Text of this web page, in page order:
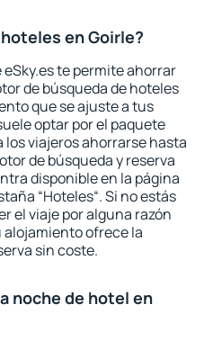
en Goirle?
te permite ahorrar
de búsqueda de hoteles
que se ajuste a tus
optar por el paquete
los viajeros ahorrarse hasta
de búsqueda y reserva
disponible en la página
“Hoteles“. Si no estás
el viaje por alguna razón
ofrece la
sin coste.
noche de hotel en